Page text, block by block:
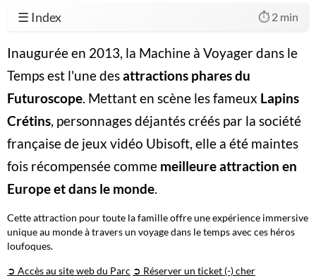
☰ Index ⏱️ 2 min
Inaugurée en 2013, la Machine à Voyager dans le
Temps est l'une desattractions phares du
Futuroscope. Mettant en scène les fameux Lapins
Crétins, personnages déjantés créés par la société
française de jeux vidéo Ubisoft, elle a été maintes
fois récompensée comme meilleure attraction en
Europe et dans le monde.
Cette attraction pour toute la famille offre une expérience immersive
unique au monde à travers un voyage dans le temps avec ces héros
loufoques.
➲ Accès au site web du Parc ➲ Réserver un ticket (-) cher